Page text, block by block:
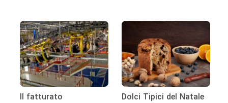
Il fatturato
Dolci Tipici del Natale